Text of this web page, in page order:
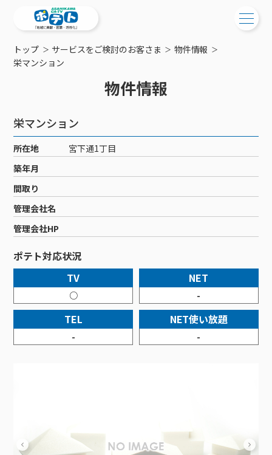
ご検討中の方
工事・配線について
新居をご検討中の方へ
ポテトを導入している集合住宅
物件情報
特典・キャンペーン
おトクな割引サービス
ご加入中の方
ご加入中のサービス確認・変更
WEBメール
サポートサービス
サポートサービストップ
リモートコール
回線速度測定
接続・設定⽅法
訪問サポート＆サポートパックサービス料⾦表
新着情報
メンテナンス・障害情報
ポテトからのプレゼント
イベントカレンダー
講座のご案内
サービス案内
サービス案内
ケーブルテレビ
ケーブルテレビトップ
チャンネル紹介
料⾦プラン
NHK衛星受信料団体⼀括⽀払
機器⼀覧
インターネット
インターネットトップ
料⾦プラン
Wi-Fiサービス
ポテトホーム防犯カメラ
オプションサービス
インターネットギガシェアプラン
固定電話
固定電話トップ
基本料⾦・通話料⾦
オプションサービス
auスマートバリュー
auまとめトーク
ポテトスマートフォントップ
料⾦プラン
機種⼀覧
オプションサービス
でんき
でんきトップ
ポラリンでんき×ポテト
ポテトでんき
暮らしを快適にするサービス
暮らしを快適にするサービストップ
ポテトライフメール
コミチャン
お困りの方はこちら
会社案内
メンテナンス
障害情報
トップ サービスをご検討のお客さま
物件情報
栄マンション
物件情報
栄マンション
所在地
宮下通1丁目
築年月
間取り
管理会社名
管理会社HP
ポテト対応状況
TV
○
NET
-
TEL
-
NET使い放題
-